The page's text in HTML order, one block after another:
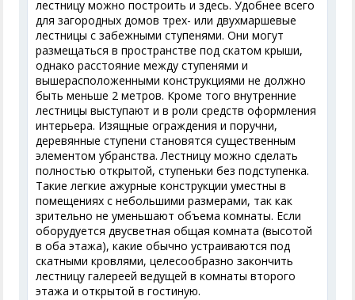
лестницу можно построить и здесь. Удобнее всего
для загородных домов трех- или двухмаршевые
лестницы с забежными ступенями. Они могут
размещаться в пространстве под скатом крыши,
однако расстояние между ступенями и
вышерасположенными конструкциями не должно
быть меньше 2 метров. Кроме того внутренние
лестницы выступают и в роли средств оформления
интерьера. Изящные ограждения и поручни,
деревянные ступени становятся существенным
элементом убранства. Лестницу можно сделать
полностью открытой, ступеньки без подступенка.
Такие легкие ажурные конструкции уместны в
помещениях с небольшими размерами, так как
зрительно не уменьшают объема комнаты. Если
оборудуется двусветная общая комната (высотой
в оба этажа), какие обычно устраиваются под
скатными кровлями, целесообразно закончить
лестницу галереей ведущей в комнаты второго
этажа и открытой в гостиную.